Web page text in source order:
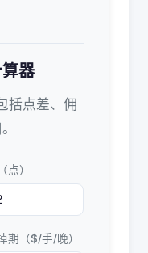
器
括点差、佣
点）
期（$/手/晚）